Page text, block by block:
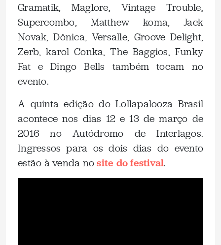
Gramatik, Maglore, Vintage Trouble,
Supercombo, Matthew koma, Jack
Novak, Dônica, Versalle, Groove Delight,
Zerb, karol Conka, The Baggios, Funky
Fat e Dingo Bells também tocam no
evento.
A quinta edição do Lollapalooza Brasil
acontece nos dias 12 e 13 de março de
2016 no Autódromo de Interlagos.
Ingressos para os dois dias do evento
estão à venda nosite do festival.